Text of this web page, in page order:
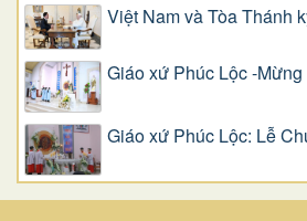
Việt Nam và Tòa Thánh
Giáo xứ Phúc Lộc -
Giáo xứ Phúc Lộc: Lễ